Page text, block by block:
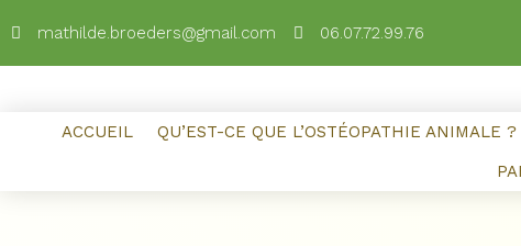
mathilde.broeders@gmail.com 06.07.72.99.76
ACCUEIL QU’EST-CE QUE L’OSTÉOPATHIE ANIMALE ?